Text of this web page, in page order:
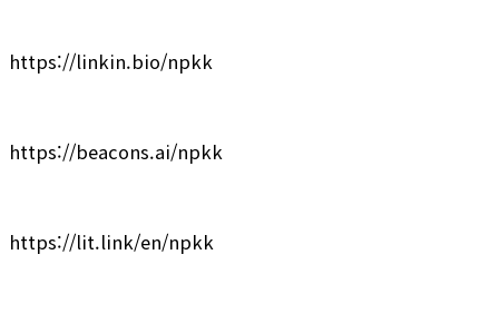
https://linkin.bio/npkk
https://beacons.ai/npkk
https://lit.link/en/npkk